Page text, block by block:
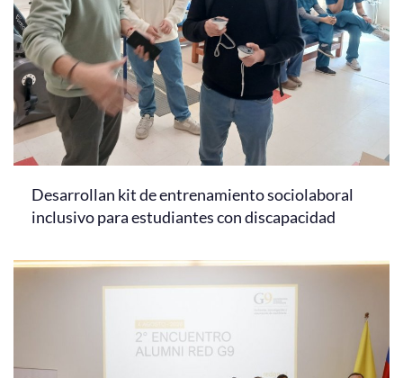
Desarrollan kit de entrenamiento sociolaboral
inclusivo para estudiantes con discapacidad